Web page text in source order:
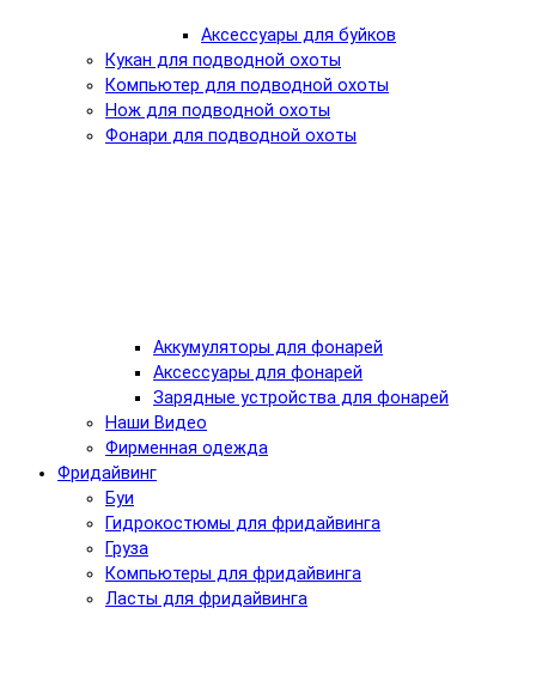
Аксессуары для буйков
Кукан для подводной охоты
Компьютер для подводной охоты
Нож для подводной охоты
Фонари для подводной охоты
Аккумуляторы для фонарей
Аксессуары для фонарей
Зарядные устройства для фонарей
Наши Видео
Фирменная одежда
Фридайвинг
Буи
Гидрокостюмы для фридайвинга
Груза
Компьютеры для фридайвинга
Ласты для фридайвинга